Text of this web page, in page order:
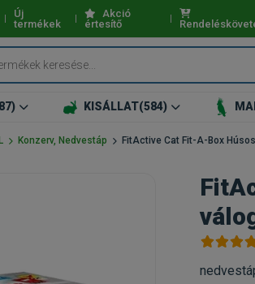
Új
termékek
Akció
értesítő
KISÁLLAT(584)
Konzerv, Nedvestáp FitActive Cat Fit-A-Box